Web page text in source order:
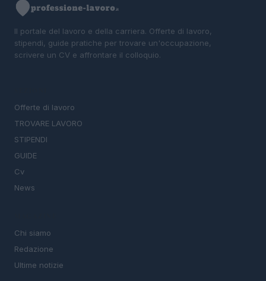
Il portale del lavoro e della carriera. Offerte di lavoro,
stipendi, guide pratiche per trovare un'occupazione,
scrivere un CV e affrontare il colloquio.
Offerte di lavoro
TROVARE LAVORO
STIPENDI
GUIDE
Cv
News
Chi siamo
Redazione
Ultime notizie